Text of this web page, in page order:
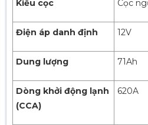
Kiểu cọc Cọc
Điện áp danh định 12V
Dung lượng 71Ah
Dòng khởi động lạnh
(CCA)
620A